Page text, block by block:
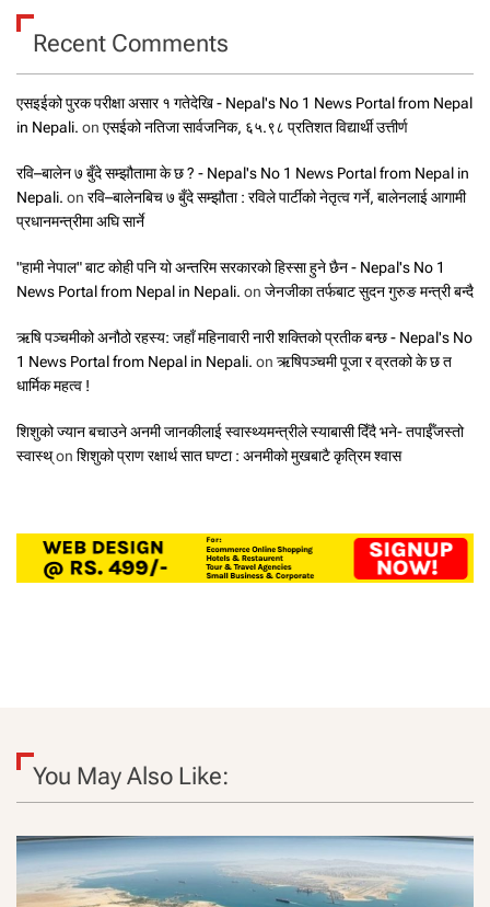
Recent Comments
एसइईको पुरक परीक्षा असार १ गतेदेखि - Nepal's No 1 News Portal from Nepal
in Nepali. on एसईको नतिजा सार्वजनिक, ६५.९८ प्रतिशत विद्यार्थी उत्तीर्ण
रवि–बालेन ७ बुँदे सम्झौतामा के छ ? - Nepal's No 1 News Portal from Nepal in
Nepali. on रवि–बालेनबिच ७ बुँदे सम्झौता : रविले पार्टीको नेतृत्व गर्ने, बालेनलाई आगामी
प्रधानमन्त्रीमा अघि सार्ने
"हामी नेपाल" बाट कोही पनि यो अन्तरिम सरकारको हिस्सा हुने छैन - Nepal's No 1
News Portal from Nepal in Nepali. on जेनजीका तर्फबाट सुदन गुरुङ मन्त्री बन्दै
ऋषि पञ्चमीको अनौठो रहस्य: जहाँ महिनावारी नारी शक्तिको प्रतीक बन्छ - Nepal's No
1 News Portal from Nepal in Nepali. on ऋषिपञ्चमी पूजा र व्रतको के छ त
धार्मिक महत्व !
शिशुको ज्यान बचाउने अनमी जानकीलाई स्वास्थ्यमन्त्रीले स्याबासी दिँदै भने- तपाईँजस्तो
स्वास्थ्on शिशुको प्राण रक्षार्थ सात घण्टा : अनमीको मुखबाटै कृत्रिम श्वास
You May Also Like: